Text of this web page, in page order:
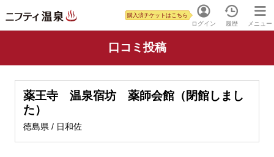
ログイン
購入済チケットはこちら
履歴 メニュー
口コミ投稿
薬王寺 温泉宿坊 薬師会館（閉館しまし
た）
徳島県 / 日和佐